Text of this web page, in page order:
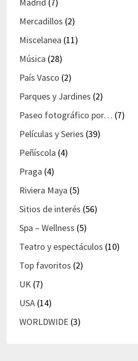
Madrid (7)
Mercadillos (2)
Miscelanea (11)
Música (28)
País Vasco (2)
Parques y Jardines (2)
Paseo fotográfico por… (7)
Películas y Series (39)
Peñíscola (4)
Praga (4)
Riviera Maya (5)
Sitios de interés (56)
Spa – Wellness (5)
Teatro y espectáculos (10)
Top favoritos (2)
UK(7)
USA(14)
WORLDWIDE (3)